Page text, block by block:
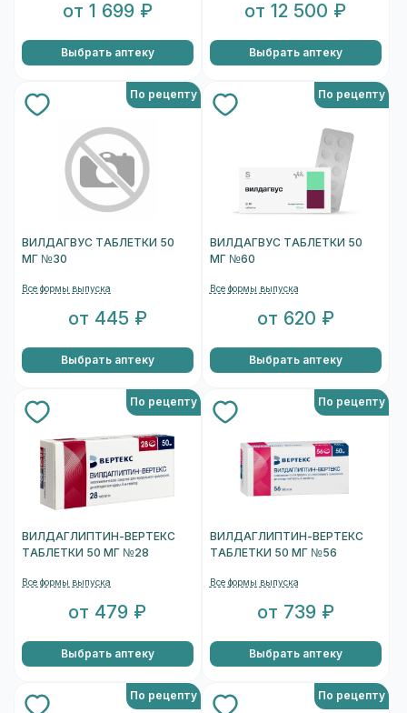
от 1 699 ₽
Выбрать аптеку
от 12 500 ₽
Выбрать аптеку
По рецепту
ВИЛДАГВУС ТАБЛЕТКИ 50
МГ №30
Все формы выпуска
от 445 ₽
Выбрать аптеку
По рецепту
ВИЛДАГВУС ТАБЛЕТКИ 50
МГ №60
Все формы выпуска
от 620 ₽
Выбрать аптеку
По рецепту
ВИЛДАГЛИПТИН-ВЕРТЕКС
ТАБЛЕТКИ 50 МГ №28
Все формы выпуска
от 479 ₽
Выбрать аптеку
По рецепту
ВИЛДАГЛИПТИН-ВЕРТЕКС
ТАБЛЕТКИ 50 МГ №56
Все формы выпуска
от 739 ₽
Выбрать аптеку
По рецепту По рецепту